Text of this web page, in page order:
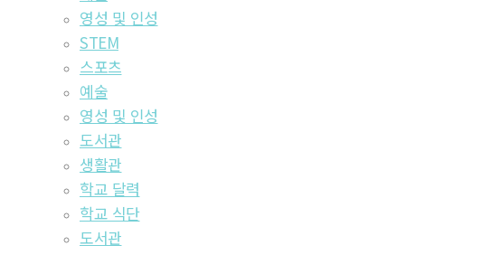
영성 및 인성
STEM
스포츠
예술
영성 및 인성
도서관
생활관
학교 달력
학교 식단
도서관